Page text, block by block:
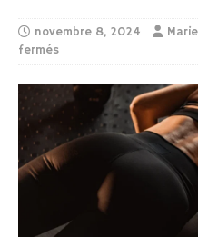
novembre 8, 2024
fermés